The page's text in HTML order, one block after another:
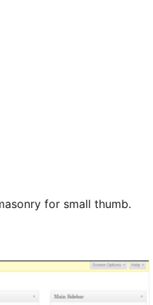
for small thumb.